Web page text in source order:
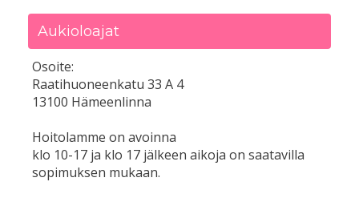
Aukioloajat
Osoite:
Raatihuoneenkatu 33 A 4
13100 Hämeenlinna
Hoitolamme on avoinna
klo 10-17 ja klo 17 jälkeen aikoja on saatavilla
sopimuksen mukaan.